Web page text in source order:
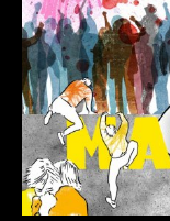
weitere
Inhalte